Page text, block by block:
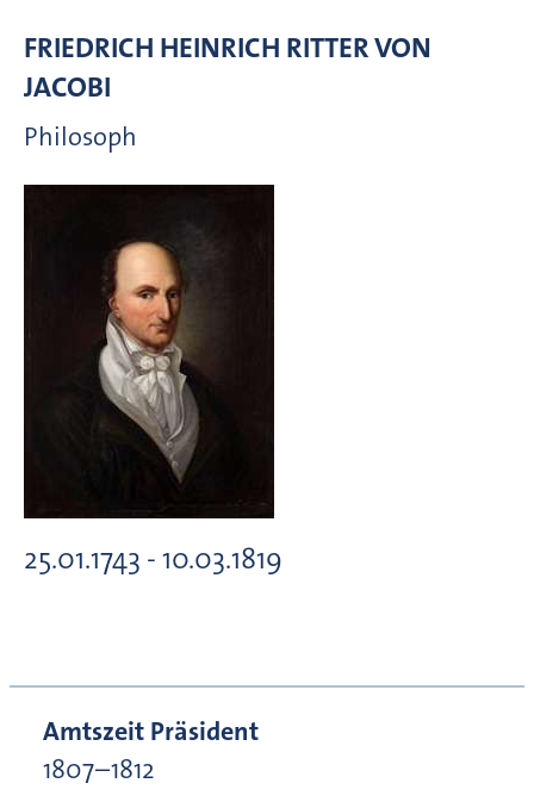
FRIEDRICH HEINRICH RITTER VON
JACOBI
Philosoph
25.01.1743 - 10.03.1819
Amtszeit Präsident
1807–1812